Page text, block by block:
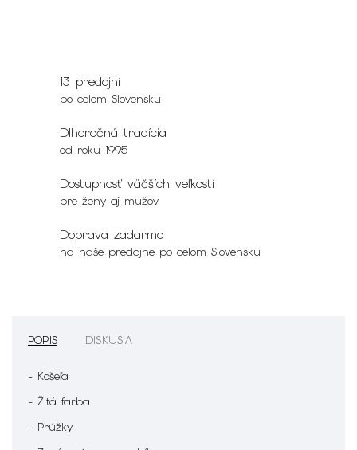
13 predajní
po celom Slovensku
Dlhoročná tradícia
od roku 1995
Dostupnosť väčších veľkostí
pre ženy aj mužov
Doprava zadarmo
na naše predajne po celom Slovensku
POPIS DISKUSIA
- Košeľa
- Žltá farba
- Prúžky